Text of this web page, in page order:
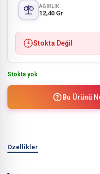
AĞIRLIK
12,40 Gr
Stokta Değil
Stokta yok
Bu Ürünü
Özellikler